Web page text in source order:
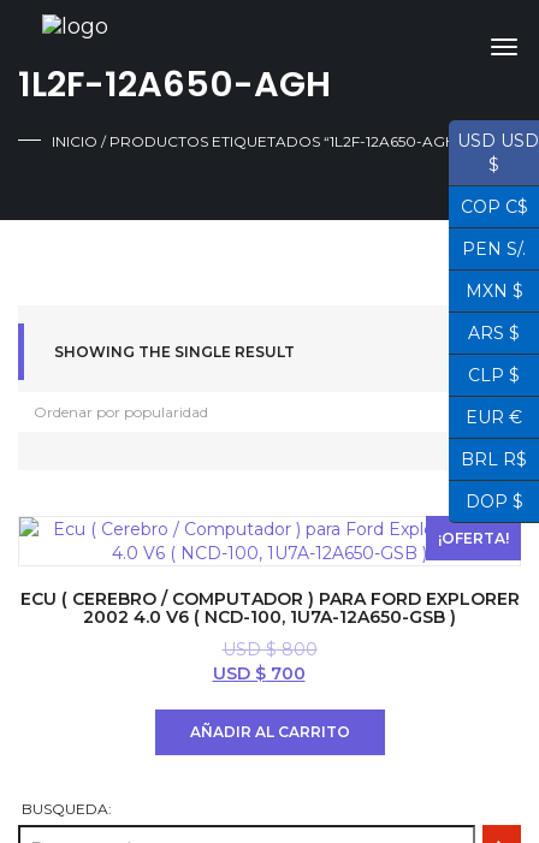
1L2F-12A650-AGH
INICIO / PRODUCTOS ETIQUETADOS “1L2F-12A650-AGH”
SHOWING THE SINGLE RESULT
¡OFERTA!
ECU ( CEREBRO / COMPUTADOR ) PARA FORD EXPLORER
2002 4.0 V6 ( NCD-100, 1U7A-12A650-GSB )
USD $800
El
USD $700El
AÑADIR AL CARRITO
BUSQUEDA:
USD USD
$
COP C$
PEN S/.
MXN $
ARS $
CLP $
EUR €
BRL R$
DOP $